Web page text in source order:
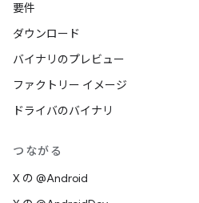
要件
ダウンロード
バイナリのプレビュー
ファクトリー イメージ
ドライバのバイナリ
つながる
X の @Android